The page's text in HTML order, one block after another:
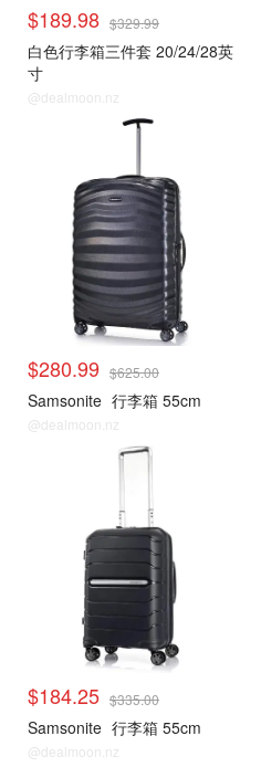
$189.98 $329.99
白色行李箱三件套 20/24/28英
寸
@dealmoon.nz
$280.99 $625.00
Samsonite 行李箱 55cm
@dealmoon.nz
$184.25 $335.00
Samsonite 行李箱 55cm
@dealmoon.nz